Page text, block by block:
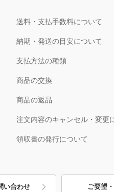
送料・支払手数料について
納期・発送の目安について
支払方法の種類
商品の交換
商品の返品
注文内容のキャンセル・変更
領収書の発行について
い合わせ ご要望